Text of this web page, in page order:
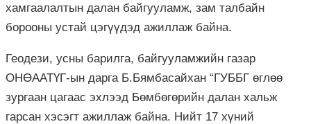
хамгаалалтын далан байгууламж, зам талбайн
борооны устай цэгүүдэд ажиллаж байна.
Геодези, усны барилга, байгууламжийн газар
ОНӨААТҮГ-ын дарга Б.Бямбасайхан “ГУББГ өглөө
зургаан цагаас эхлээд Бөмбөгөрийн далан хальж
гарсан хэсэгт ажиллаж байна. Нийт 17 хүний